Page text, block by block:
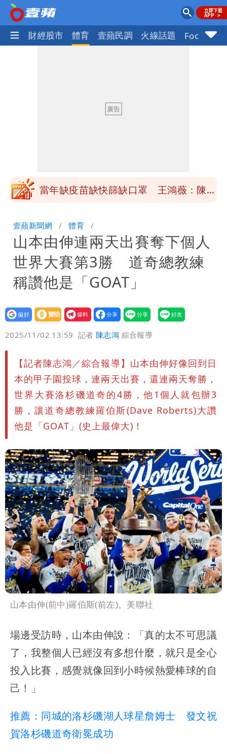
國際 財經股市 體育 壹蘋民調 火線話題 Focus+
很多謹慎判斷當時未被理解
抄襲造假當上劍橋大學教授 神鬼級履歷
10.6億顧問費決策過程在哪
當年缺疫苗缺快篩缺口罩 王鴻薇：陳時
聲押？交保？複訊後揭曉
慈濟買BNT遭詐10億元 蔡英文：政府
很多謹慎判斷當時未被理解
抄襲造假當上劍橋大學教授 神鬼級履歷
「攏係假」
壹蘋新聞網 體育
山本由伸連兩天出賽奪下個人
世界大賽第3勝 道奇總教練
稱讚他是「GOAT」
設為
贊助
我要
爆料
2025/11/02 13:59 記者陳志鴻 綜合報導
【記者陳志鴻／綜合報導】山本由伸好像回到日
本的甲子園投球，連兩天出賽，還連兩天奪勝，
世界大賽洛杉磯道奇的4勝，他1個人就包辦3
勝，讓道奇總教練羅伯斯(Dave Roberts)大讚
他是「GOAT」(史上最偉大)！
山本由伸(前中)羅伯斯(前左)。美聯社
場邊受訪時，山本由伸說：「真的太不可思議
了，我整個人已經沒有多想什麼，就只是全心
投入比賽，感覺就像回到小時候熱愛棒球的自
己！」
推薦：同城的洛杉磯湖人球星詹姆士 發文祝
賀洛杉磯道奇衛冕成功